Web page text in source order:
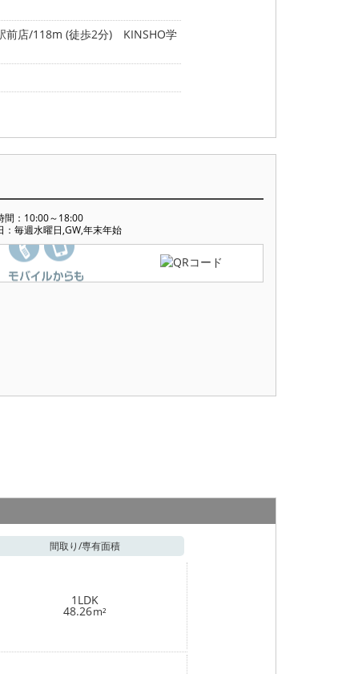
前店/118m (徒歩2分)
KINSHO学
間：10:00～18:00
：毎週水曜日,GW,年末年始
間取り/専有面積
1LDK
48.26m²